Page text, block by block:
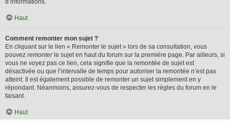
d’informations.
Haut
Comment remonter mon sujet ?
En cliquant sur le lien « Remonter le sujet » lors de sa consultation, vous
pouvez remonterle sujet en haut du forum sur la première page. Par ailleurs, si
vous ne voyez pas ce lien, cela signifie que la remontée de sujet est
désactivée ou que l’intervalle de temps pour autoriser la remontée n’est pas
atteint. Il est également possible de remonter un sujet simplement en y
répondant. Néanmoins, assurez-vous de respecter les règles du forum en le
faisant.
Haut